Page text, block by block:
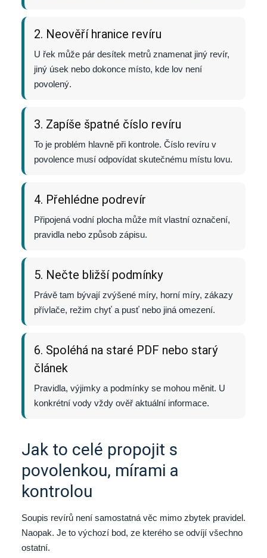
2. Neověří hranice revíru
U řek může pár desítek metrů znamenat jiný revír,
jiný úsek nebo dokonce místo, kde lov není
povolený.
3. Zapíše špatné číslo revíru
To je problém hlavně při kontrole. Číslo revíru v
povolence musí odpovídat skutečnému místu lovu.
4. Přehlédne podrevír
Připojená vodní plocha může mít vlastní označení,
pravidla nebo způsob zápisu.
5. Nečte bližší podmínky
Právě tam bývají zvýšené míry, horní míry, zákazy
přívlače, režim chyť a pusť nebo jiná omezení.
6. Spoléhá na staré PDF nebo starý
článek
Pravidla, výjimky a podmínky se mohou měnit. U
konkrétní vody vždy ověř aktuální informace.
Jak to celé propojit s
povolenkou, mírami a
kontrolou
Soupis revírů není samostatná věc mimo zbytek pravidel.
Naopak. Je to výchozí bod, ze kterého se odvíjí všechno
ostatní.